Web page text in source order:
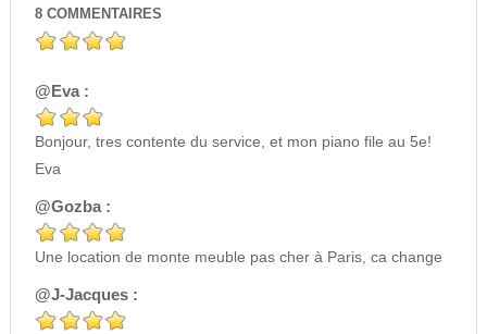
8 COMMENTAIRES
@Eva :
Bonjour, tres contente du service, et mon piano file au 5e!
Eva
@Gozba :
Une location de monte meuble pas cher à Paris, ca change
@J-Jacques :